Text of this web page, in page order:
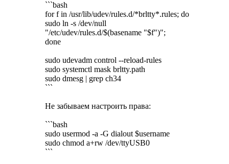
```bash
for f in /usr/lib/udev/rules.d/*brltty*.rules; do
sudo ln -s /dev/null
"/etc/udev/rules.d/$(basename "$f")";
done
sudo udevadm control --reload-rules
sudo systemctl mask brltty.path
sudo dmesg | grep ch34
```
Не забываем настроить права:
```bash
sudo usermod -a -G dialout $username
sudo chmod a+rw /dev/ttyUSB0
```